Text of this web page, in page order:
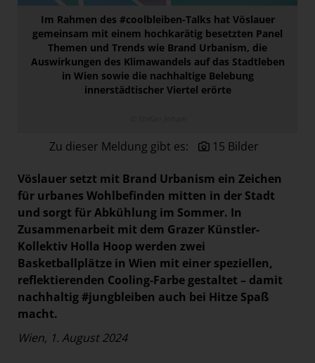
Raisin
section.d
Swiss Life Select
Unibail-Rodamco-Westfield
Vöslauer
NMK
MEDIA
KONTAKT
Im Rahmen des #coolbleiben-Talks hat Vöslauer
gemeinsam mit einem hochkarätig besetzten Panel
Themen und Trends wie Brand Urbanism, die
Auswirkungen des Klimawandels auf das Stadtleben
in Wien sowie die nachhaltige Belebung
innerstädtischer Viertel erörte
Zu dieser Meldung gibt es: 15 Bilder
Vöslauer setzt mit Brand Urbanism ein Zeichen
für urbanes Wohlbefinden mitten in der Stadt
und sorgt für Abkühlung im Sommer. In
Zusammenarbeit mit dem Grazer Künstler-
Kollektiv Holla Hoop werden zwei
Basketballplätze in Wien mit einer speziellen,
reflektierenden Cooling-Farbe gestaltet – damit
nachhaltig #jungbleiben auch bei Hitze Spaß
macht.
Wien, 1. August 2024